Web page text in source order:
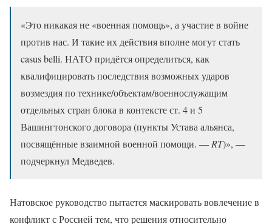
«Это никакая не «военная помощь», а участие в войне
против нас. И такие их действия вполне могут стать
casus belli. НАТО придётся определиться, как
квалифицировать последствия возможных ударов
возмездия по технике/объектам/военнослужащим
отдельных стран блока в контексте ст. 4 и 5
Вашингтонского договора (пункты Устава альянса,
посвящённые взаимной военной помощи. —RT)», —
подчеркнул Медведев.
Натовское руководство пытается маскировать вовлечение в
конфликт с Россией тем, что решения относительно